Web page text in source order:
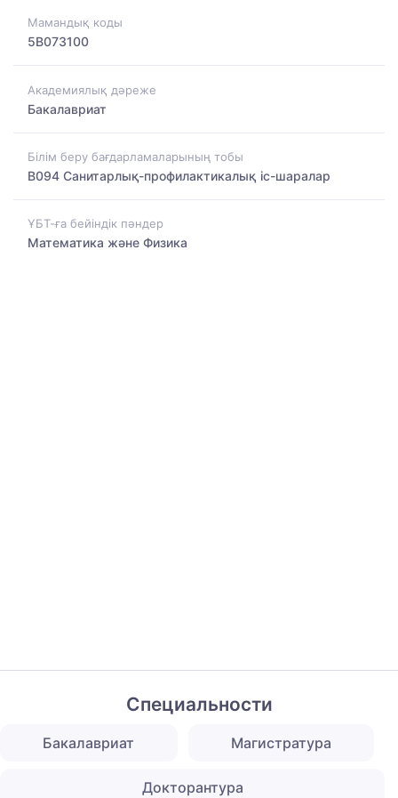
Мамандық коды
5B073100
Академиялық дәреже
Бакалавриат
Білім беру бағдарламаларының тобы
B094 Санитарлық-профилактикалық іс-шаралар
ҰБТ-ға бейіндік пәндер
Математика және Физика
Специальности
Бакалавриат Магистратура
Докторантура